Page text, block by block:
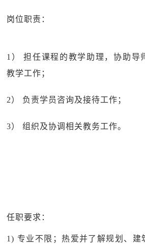
岗位职责：
1） 担任课程的教学助理，协助导
教学工作；
2） 负责学员咨询及接待工作；
3） 组织及协调相关教务工作。
任职要求：
1) 专业不限；热爱并了解规划、建